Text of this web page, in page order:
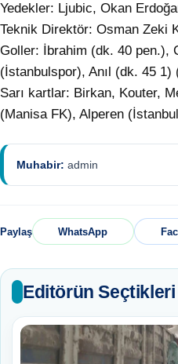
Yedekler: Ljubic, Okan
Teknik Direktör: Osman Zeki
Goller: İbrahim (dk. 40 pen.),
(İstanbulspor), Anıl (dk. 45 1)
Sarı kartlar: Birkan, Kouter,
(Manisa FK), Alperen
Muhabir: admin
Paylaş WhatsApp
Editörün Seçtikleri